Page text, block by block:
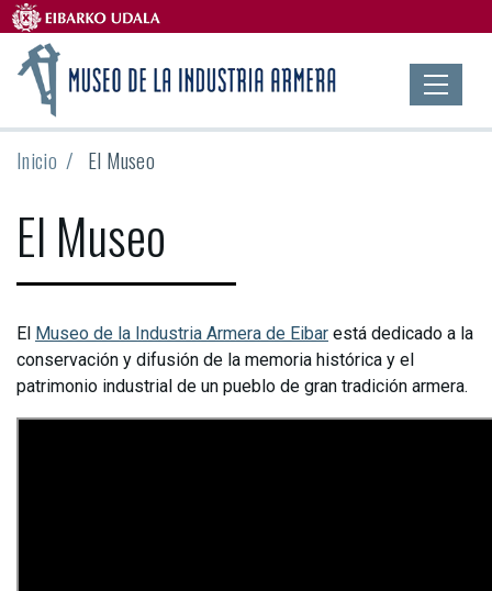
Inicio El Museo
El Museo
El Museo de la Industria Armera de Eibar está dedicado a la
conservación y difusión de la memoria histórica y el
patrimonio industrial de un pueblo de gran tradición armera.